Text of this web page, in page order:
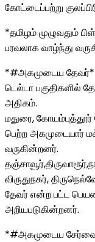
கோட்டைப்பற்று
*தமிழம் முழுவதும்
பரவலாக வாழ்ந்து
*#அகமுடைய தேவர்*
டெல்டா பகுதிகளில்
அதிகம்.
மதுரை,
பெற்ற அகமுடையார்
வருகின்றனர்.
விருதுநகர்,
தேவர் என்ற பட்ட
அறியபடுகின்றனர்.
*#அகமுடைய